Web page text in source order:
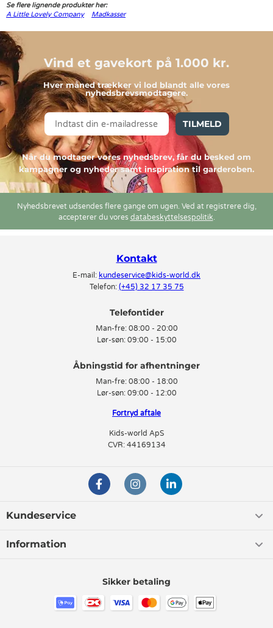
Se flere lignende produkter her:
A Little Lovely Company
Madkasser
Vind et gavekort på 1.000 kr.
Hver måned trækker vi lod blandt alle vores
nyhedsbrevsmodtagere.
TILMELD
Når du modtager vores nyhedsbrev, får du besked om
kampagner og nyheder samt inspiration til garderoben.
Nyhedsbrevet udsendes flere gange om ugen. Ved at registrere dig,
accepterer du vores databeskyttelsespolitik.
Kontakt
E-mail: kundeservice@kids-world.dk
Telefon: (+45) 32 17 35 75
Telefontider
Man-fre: 08:00 - 20:00
Lør-søn: 09:00 - 15:00
Man-fre: 08:00 - 18:00
Lør-søn: 09:00 - 12:00
Fortryd aftale
Kids-world ApS
CVR: 44169134
Kundeservice
Information
Sikker betaling